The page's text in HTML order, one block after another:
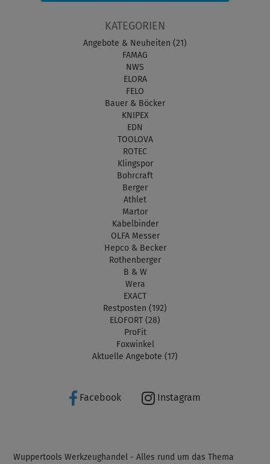
KATEGORIEN
Angebote & Neuheiten (21)
FAMAG
NWS
ELORA
FELO
Bauer & Böcker
KNIPEX
EDN
TOOLOVA
ROTEC
Klingspor
Bohrcraft
Berger
Athlet
Martor
Kabelbinder
OLFA Messer
Hepco & Becker
Rothenberger
B & W
Wera
EXACT
Restposten (192)
ELOFORT (28)
ProFit
Foxwinkel
Aktuelle Angebote (17)
Facebook Instagram
Wuppertools Werkzeughandel - Alles rund um das Thema